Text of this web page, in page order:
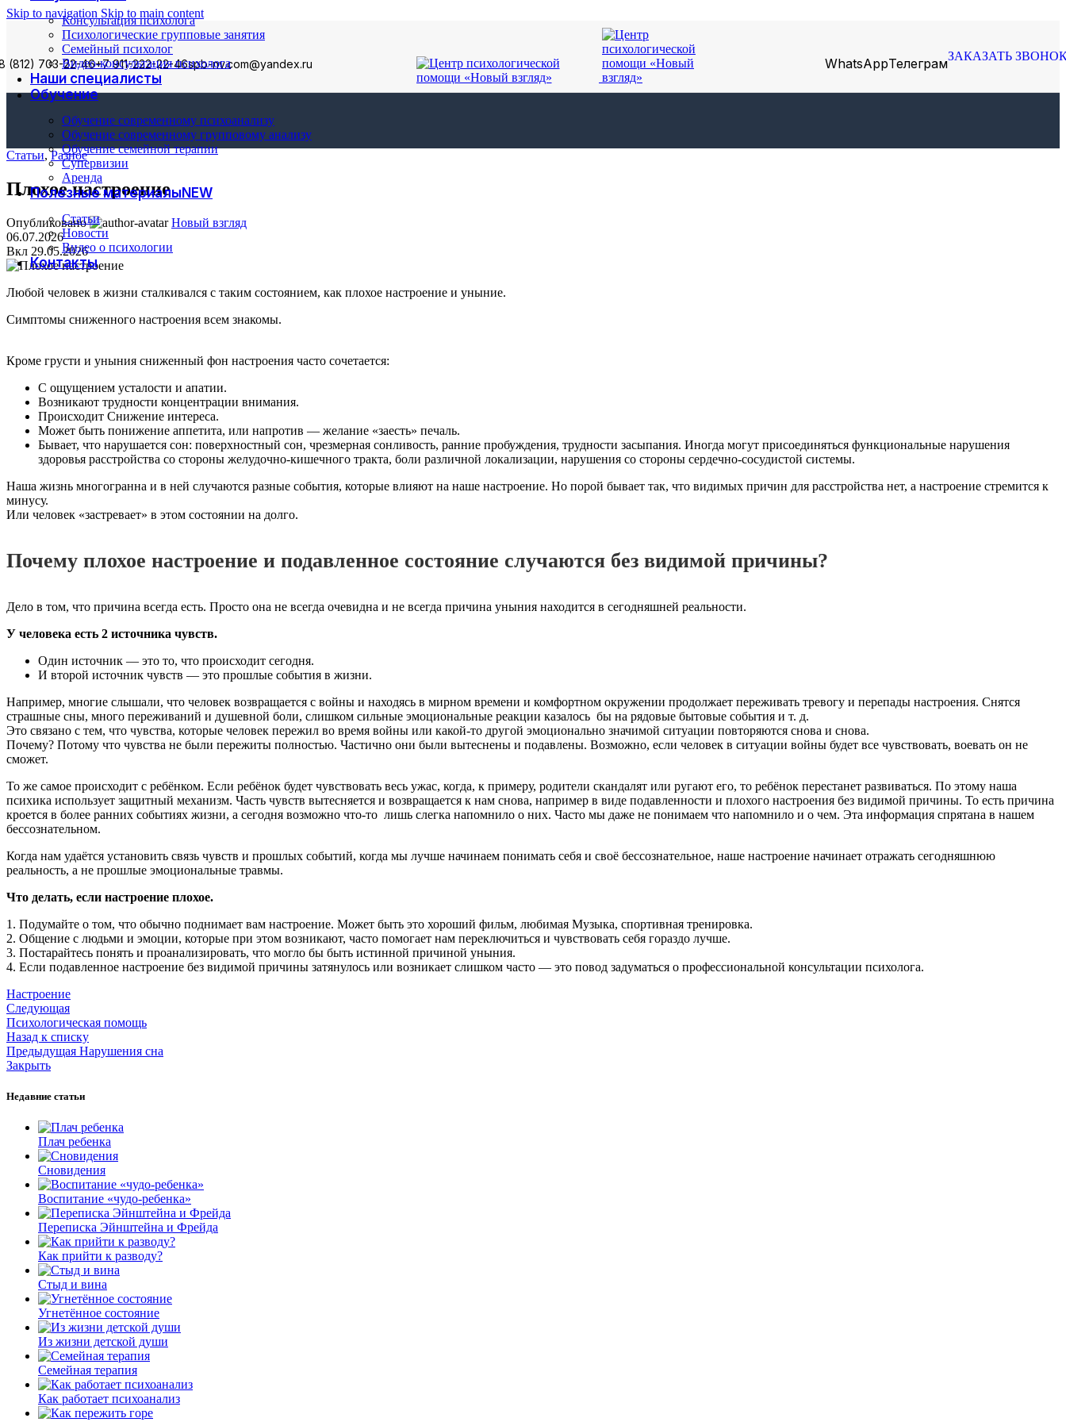
Skip to navigation Skip to main content
(812) 703-22-46+7 911-222-22-46spb-nv.com@yandex.ru WhatsAppТелеграмЗАКАЗАТЬ
Консультация психолога
Психологические групповые занятия
Семейный психолог
Видео-консультация психолога
Наши специалисты
Обучение
Обучение современному психоанализу
Обучение современному групповому анализу
Обучение семейной терапии
Супервизии
Аренда
Полезные материалы NEW
Статьи
Новости
Видео о психологии
Контакты
Статьи,Разное
Плохое настроение
Опубликовано
Новый взгляд
06.07.2026
Вкл 29.05.2026
Любой человек в жизни сталкивался с таким состоянием, как плохое настроение и уныние.
Симптомы сниженного настроения всем знакомы.
Кроме грусти и уныния сниженный фон настроения часто сочетается:
С ощущением усталости и апатии.
Возникают трудности концентрации внимания.
Происходит Снижение интереса.
Может быть понижение аппетита, или напротив — желание «заесть» печаль.
Бывает, что нарушается сон: поверхностный сон, чрезмерная сонливость, ранние пробуждения, трудности засыпания. Иногда могут присоединяться функциональные нарушения
здоровья расстройства со стороны желудочно-кишечного тракта, боли различной локализации, нарушения со стороны сердечно-сосудистой системы.
Наша жизнь многогранна и в ней случаются разные события, которые влияют на наше настроение. Но порой бывает так, что видимых причин для расстройства нет, а настроение стремится к
минусу.
Или человек «застревает» в этом состоянии на долго.
Почему плохое настроение и подавленное состояние случаются без видимой причины?
Дело в том, что причина всегда есть. Просто она не всегда очевидна и не всегда причина уныния находится в сегодняшней реальности.
У человека есть 2 источника чувств.
Один источник — это то, что происходит сегодня.
И второй источник чувств — это прошлые события в жизни.
Например, многие слышали, что человек возвращается с войны и находясь в мирном времени и комфортном окружении продолжает переживать тревогу и перепады настроения. Снятся
страшные сны, много переживаний и душевной боли, слишком сильные эмоциональные реакции казалось бы на рядовые бытовые события и т. д.
Это связано с тем, что чувства, которые человек пережил во время войны или какой-то другой эмоционально значимой ситуации повторяются снова и снова.
Почему? Потому что чувства не были пережиты полностью. Частично они были вытеснены и подавлены. Возможно, если человек в ситуации войны будет все чувствовать, воевать он не
сможет.
То же самое происходит с ребёнком. Если ребёнок будет чувствовать весь ужас, когда, к примеру, родители скандалят или ругают его, то ребёнок перестанет развиваться. По этому наша
психика использует защитный механизм. Часть чувств вытесняется и возвращается к нам снова, например в виде подавленности и плохого настроения без видимой причины. То есть причина
кроется в более ранних событиях жизни, а сегодня возможно что-то лишь слегка напомнило о них. Часто мы даже не понимаем что напомнило и о чем. Эта информация спрятана в нашем
бессознательном.
Когда нам удаётся установить связь чувств и прошлых событий, когда мы лучше начинаем понимать себя и своё бессознательное, наше настроение начинает отражать сегодняшнюю
реальность, а не прошлые эмоциональные травмы.
Что делать, если настроение плохое.
1. Подумайте о том, что обычно поднимает вам настроение. Может быть это хороший фильм, любимая Музыка, спортивная тренировка.
2. Общение с людьми и эмоции, которые при этом возникают, часто помогает нам переключиться и чувствовать себя гораздо лучше.
3. Постарайтесь понять и проанализировать, что могло бы быть истинной причиной уныния.
4. Если подавленное настроение без видимой причины затянулось или возникает слишком часто — это повод задуматься о профессиональной консультации психолога.
Настроение
Следующая
Психологическая помощь
Назад к списку
Предыдущая Нарушения сна
Закрыть
Недавние статьи
Плач ребенка
Сновидения
Воспитание «чудо-ребенка»
Переписка Эйнштейна и Фрейда
Как прийти к разводу?
Стыд и вина
Угнетённое состояние
Из жизни детской души
Семейная терапия
Как работает психоанализ